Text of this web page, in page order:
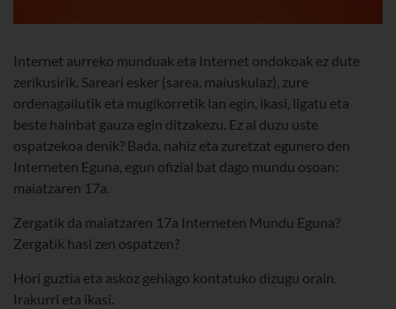
Internet aurreko munduak eta Internet ondokoak ez dute
zerikusirik. Sareari esker (sarea, maiuskulaz), zure
ordenagailutik eta mugikorretik lan egin, ikasi, ligatu eta
beste hainbat gauza egin ditzakezu. Ez al duzu uste
ospatzekoa denik? Bada, nahiz eta zuretzat egunero den
Interneten Eguna, egun ofizial bat dago mundu osoan:
maiatzaren 17a.
Zergatik da maiatzaren 17a Interneten Mundu Eguna?
Zergatik hasi zen ospatzen?
Hori guztia eta askoz gehiago kontatuko dizugu orain.
Irakurri eta ikasi.